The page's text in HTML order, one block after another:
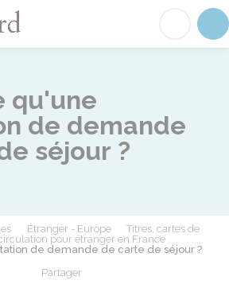
qu'une
de demande
séjour ?
Étranger - Europe
Titres, cartes de
pour étranger en France
de demande de carte de séjour ?
Partager